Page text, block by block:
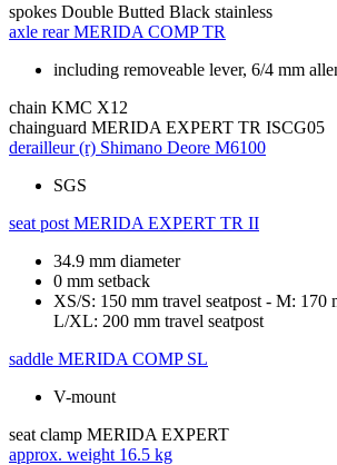
spokes Double Butted Black stainless
axle rear MERIDA COMP TR
including removeable lever, 6/4 mm
chain KMC X12
chainguard MERIDA EXPERT TR ISCG05
derailleur (r) Shimano Deore M6100
SGS
seat post MERIDA EXPERT TR II
34.9 mm diameter
0 mm setback
XS/S: 150 mm travel seatpost - M: 170
L/XL: 200 mm travel seatpost
saddle MERIDA COMP SL
V-mount
seat clamp MERIDA EXPERT
approx. weight 16.5 kg